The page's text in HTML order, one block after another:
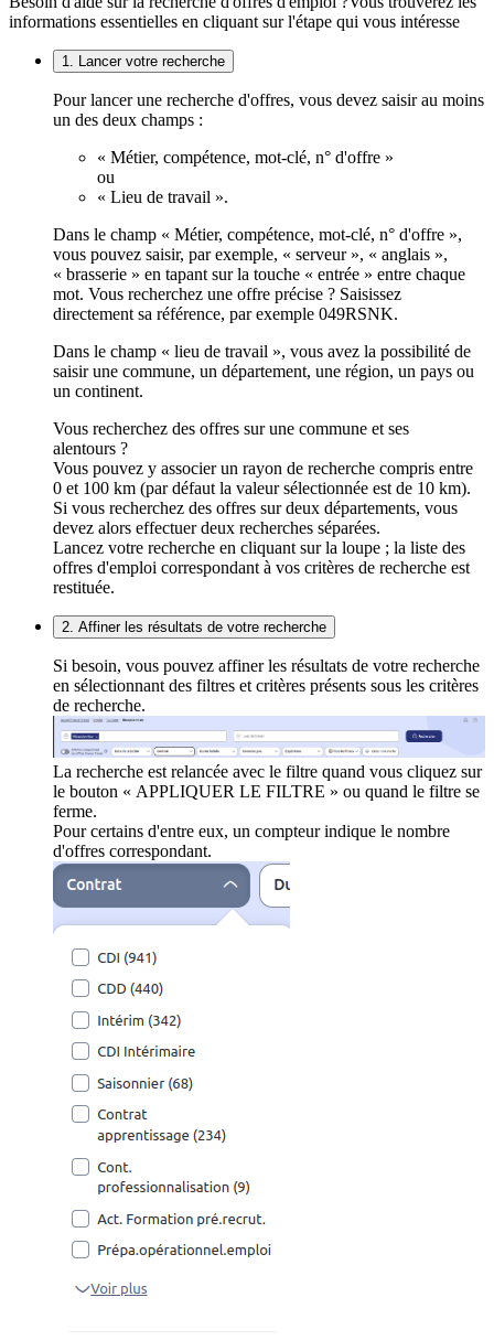
informations essentielles en cliquant sur l'étape qui vous intéresse
1. Lancer votre recherche
Pour lancer une recherche d'offres, vous devez saisir au moins
un des deux champs :
« Métier, compétence, mot-clé, n° d'offre »
ou
« Lieu de travail ».
Dans le champ « Métier, compétence, mot-clé, n° d'offre »,
vous pouvez saisir, par exemple, « serveur », « anglais »,
« brasserie » en tapant sur la touche « entrée » entre chaque
mot. Vous recherchez une offre précise ? Saisissez
directement sa référence, par exemple 049RSNK.
Dans le champ « lieu de travail », vous avez la possibilité de
saisir une commune, un département, une région, un pays ou
un continent.
Vous recherchez des offres sur une commune et ses
alentours ?
Vous pouvez y associer un rayon de recherche compris entre
0 et 100 km (par défaut la valeur sélectionnée est de 10 km).
Si vous recherchez des offres sur deux départements, vous
devez alors effectuer deux recherches séparées.
Lancez votre recherche en cliquant sur la loupe ; la liste des
offres d'emploi correspondant à vos critères de recherche est
restituée.
2. Affiner les résultats de votre recherche
Si besoin, vous pouvez affiner les résultats de votre recherche
en sélectionnant des filtres et critères présents sous les critères
de recherche.
La recherche est relancée avec le filtre quand vous cliquez sur
le bouton « APPLIQUER LE FILTRE » ou quand le filtre se
ferme.
Pour certains d'entre eux, un compteur indique le nombre
d'offres correspondant.